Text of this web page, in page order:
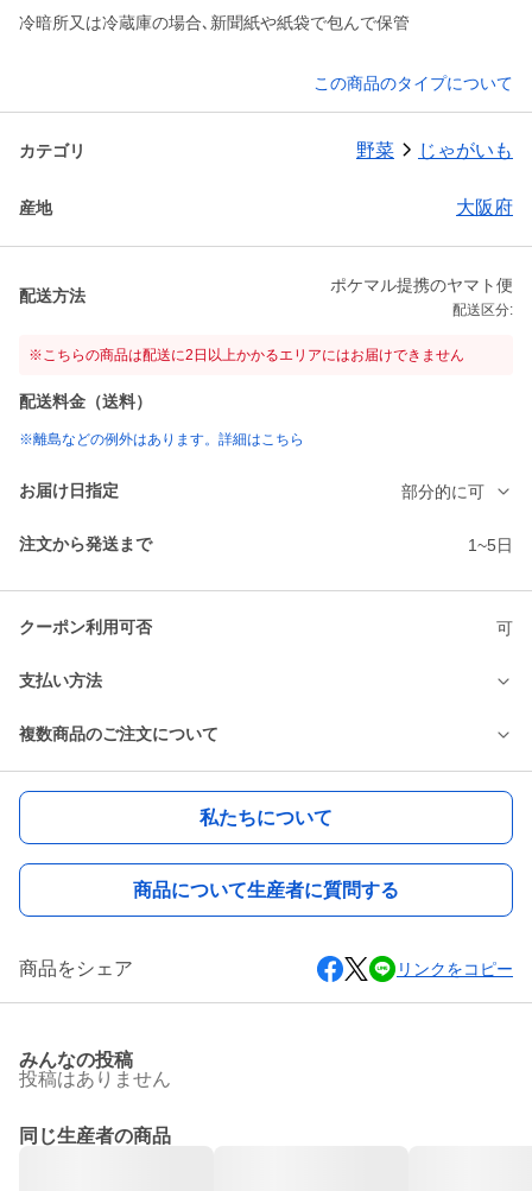
冷暗所又は冷蔵庫の場合､新聞紙や紙袋で包んで保管
この商品のタイプについて
カテゴリ 野菜 じゃがいも
産地 大阪府
配送方法
ポケマル提携のヤマト便
配送区分:
※こちらの商品は配送に2日以上かかるエリアにはお届けできません
配送料金（送料）
※離島などの例外はあります。詳細はこちら
お届け日指定 部分的に可
注文から発送まで 1~5日
クーポン利用可否 可
支払い方法
複数商品のご注文について
私たちについて
商品について生産者に質問する
商品をシェア リンクをコピー
みんなの投稿
投稿はありません
同じ生産者の商品